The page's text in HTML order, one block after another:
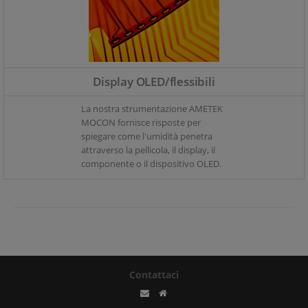
Display OLED/flessibili
La nostra strumentazione AMETEK
MOCON fornisce risposte per
spiegare come l'umidità penetra
attraverso la pellicola, il display, il
componente o il dispositivo OLED.
Contattaci